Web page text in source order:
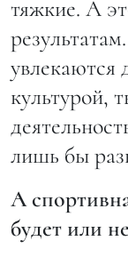
тяжкие. А
увлекаются
культурой,
лишь бы
А
будет или